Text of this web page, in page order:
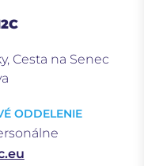
Cesta na Senec
ODDELENIE